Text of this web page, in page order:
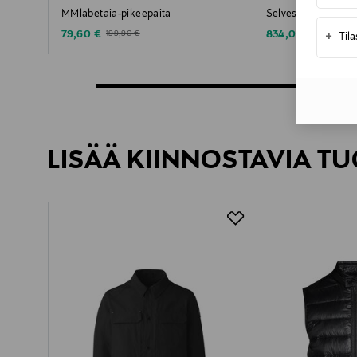
+
MMlabetaia-pikeepaita
Discounted Price
79,60 € Original Price
199,90 €
Selves-
Discounted Price
834,00 € Original
1 390,00
LISÄÄ KIINNOSTAVIA